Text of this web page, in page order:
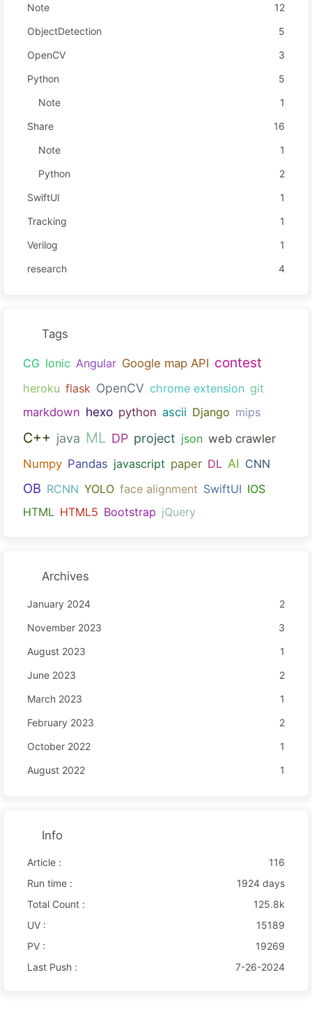
Note
12
ObjectDetection
5
OpenCV
3
Python
5
Note
1
Share
16
Note
1
Python
2
SwiftUI
1
Tracking
1
Verilog
1
research
4
Tags
CG Ionic Angular Google map API contest
heroku flask OpenCV chrome extension git
markdown hexo python ascii Django mips
C++ java ML DP project json web crawler
Numpy Pandas javascript paper DL AI CNN
OB RCNN YOLO face alignment SwiftUI IOS
HTML HTML5 Bootstrap jQuery
Archives
January 2024
2
November 2023
3
August 2023
1
June 2023
2
March 2023
1
February 2023
2
October 2022
1
August 2022
1
Info
Article :
116
Run time :
1924 days
Total Count :
125.8k
UV :
15189
PV :
19269
Last Push :
7-26-2024